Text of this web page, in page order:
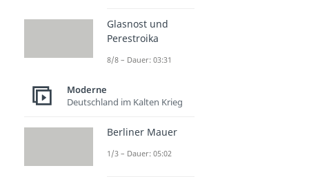
Glasnost und
Perestroika
8/8 – Dauer: 03:31
Moderne
Deutschland im Kalten Krieg
Berliner Mauer
1/3 – Dauer: 05:02